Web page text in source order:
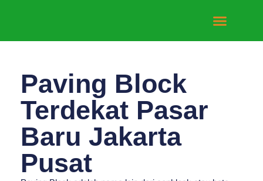
Paving Block
Terdekat Pasar
Baru Jakarta
Pusat